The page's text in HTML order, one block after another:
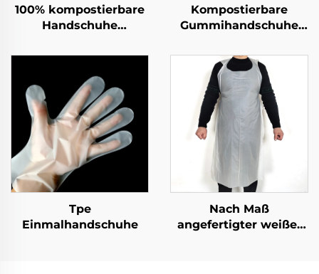
100% kompostierbare
Handschuhe
kompostierbar aus
PLA PBAT Maisstärke-
Material
Kompostierbare
Gummihandschuhe
kompostierbar aus
PLA PBAT Maisstärke
Material
Tpe
Einmalhandschuhe
Nach Maß
angefertigter weißer